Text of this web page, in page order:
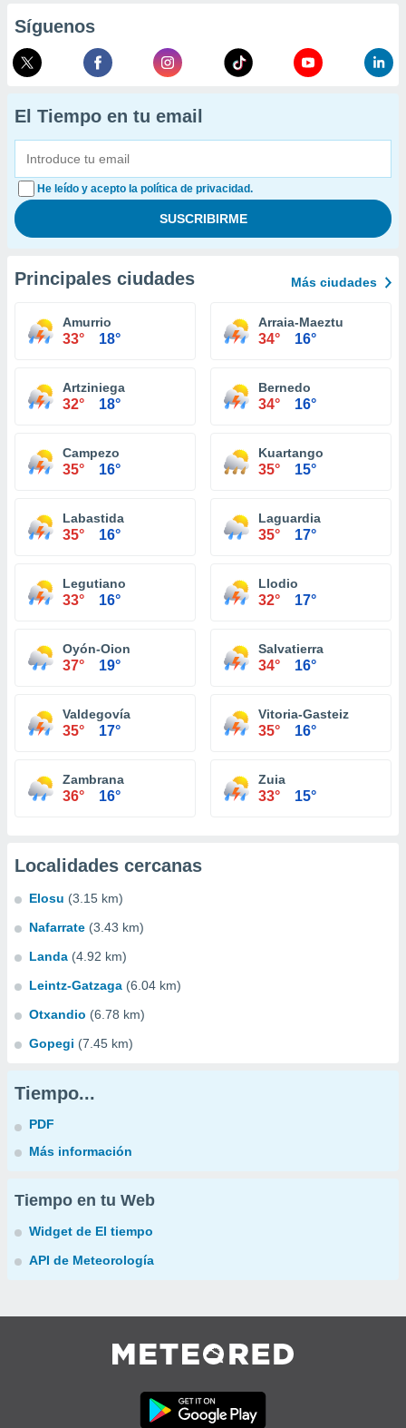
Síguenos
El Tiempo en tu email
He leído y acepto la política de privacidad.
Principales ciudades Más ciudades
Amurrio
33° 18°
Arraia-Maeztu
34° 16°
Artziniega
32° 18°
Bernedo
34° 16°
Campezo
35° 16°
Kuartango
35° 15°
Labastida
35° 16°
Laguardia
35° 17°
Legutiano
33° 16°
Llodio
32° 17°
Oyón-Oion
37° 19°
Salvatierra
34° 16°
Valdegovía
35° 17°
Vitoria-Gasteiz
35° 16°
Zambrana
36° 16°
Zuia
33° 15°
Localidades cercanas
Elosu (3.15 km)
Nafarrate (3.43 km)
Landa (4.92 km)
Leintz-Gatzaga (6.04 km)
Otxandio (6.78 km)
Gopegi (7.45 km)
Tiempo...
PDF
Más información
Tiempo en tu Web
Widget de El tiempo
API de Meteorología